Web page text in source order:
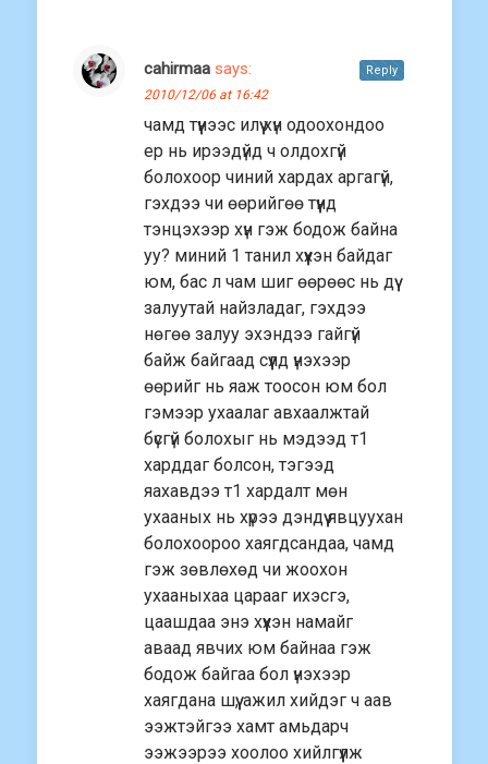
cahirmaa says:
2010/12/06 at 16:42
чамд түүнээс илүү хүн одоохондоо
ер нь ирээдүйд ч олдохгүй
болохоор чиний хардах аргагүй,
гэхдээ чи өөрийгөө түүнд
тэнцэхээр хүн гэж бодож байна
уу? миний 1 танил хүүхэн байдаг
юм, бас л чам шиг өөрөөс нь дүү
залуутай найзладаг, гэхдээ
нөгөө залуу эхэндээ гайгүй
байж байгаад сүүлд үнэхээр
өөрийг нь яаж тоосон юм бол
гэмээр ухаалаг авхаалжтай
бүсгүй болохыг нь мэдээд т1
харддаг болсон, тэгээд
яахавдээ т1 хардалт мөн
ухааных нь хүрээ дэндүү явцуухан
болохоороо хаягдсандаа, чамд
гэж зөвлөхөд чи жоохон
ухааныхаа царааг ихэсгэ,
цаашдаа энэ хүүхэн намайг
аваад явчих юм байнаа гэж
бодож байгаа бол үнэхээр
хаягдана шүү, ажил хийдэг ч аав
ээжтэйгээ хамт амьдарч
ээжээрээ хоолоо хийлгүүлж
Reply